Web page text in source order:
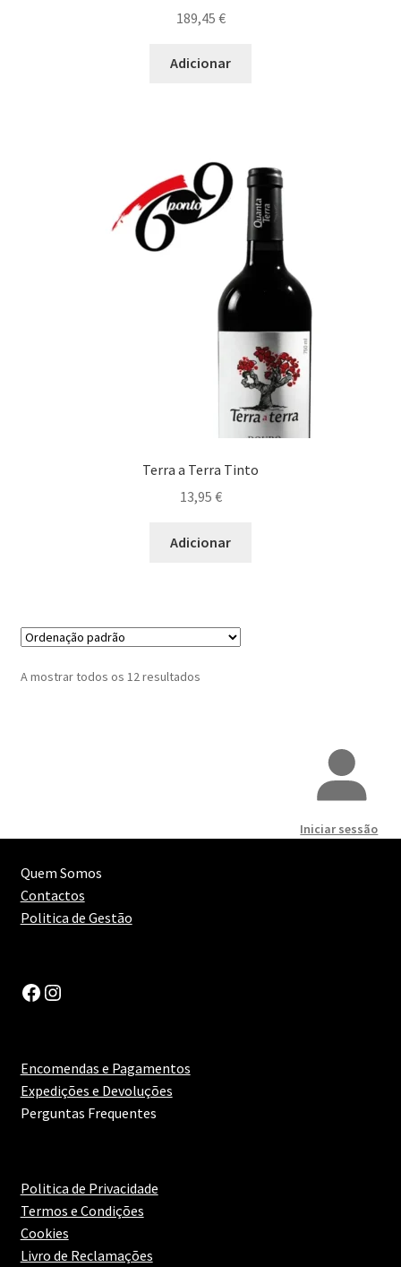
189,45 €
Adicionar
Terra a Terra Tinto
13,95 €
Adicionar
A mostrar todos os 12 resultados
Iniciar sessão
Quem Somos
Contactos
Politica de Gestão
Facebook
Instagram
Encomendas e Pagamentos
Expedições e Devoluções
Perguntas Frequentes
Politica de Privacidade
Termos e Condições
Cookies
Livro de Reclamações